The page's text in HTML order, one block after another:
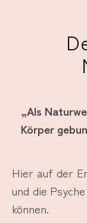
„Als
Körper
Hier auf der
und die
können.